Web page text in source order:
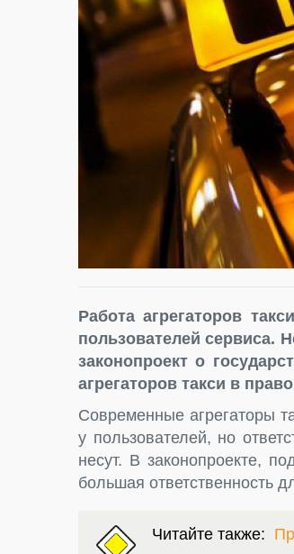
Работа агрегаторов
пользователей сервиса.
законопроект о
агрегаторов такси в
Современные агрегаторы
у пользователей, но
несут. В законопроекте,
большая ответственность
Читайте также: